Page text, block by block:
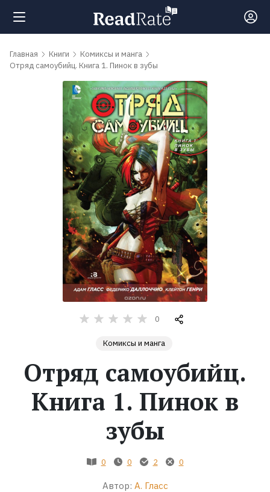
Поиск
Рейтинги
обсуждаемые
Экранизации
Коллекции
Главная Книги
Комиксы и манга
Отряд самоубийц. Книга 1. Пинок в зубы
0
Комиксы и манга
Отряд самоубийц.
Книга 1. Пинок в
зубы
0 0 2 0
Автор: А. Гласс